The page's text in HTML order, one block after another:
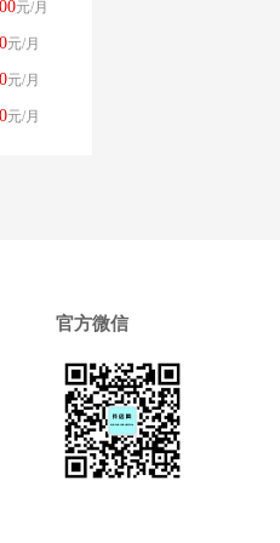
元/月
元/月
元/月
元/月
官方微信